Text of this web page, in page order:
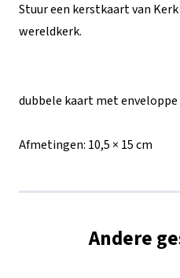
Icoon
Gods
Tederheid
Stuur een kerstkaart van
wereldkerk.
dubbele kaart met enveloppe
Afmetingen: 10,5 × 15 cm
Andere